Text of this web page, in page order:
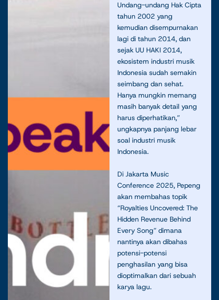
Undang-undang Hak Cipta
tahun 2002 yang
kemudian disempurnakan
lagi di tahun 2014, dan
sejak UU HAKI 2014,
ekosistem industri musik
Indonesia sudah semakin
seimbang dan sehat.
Hanya mungkin memang
masih banyak detail yang
harus diperhatikan,”
ungkapnya panjang lebar
soal industri musik
Indonesia.
Di Jakarta Music
Conference 2025, Pepeng
akan membahas topik
“Royalties Uncovered: The
Hidden Revenue Behind
Every Song” dimana
nantinya akan dibahas
potensi-potensi
penghasilan yang bisa
dioptimalkan dari sebuah
karya lagu.